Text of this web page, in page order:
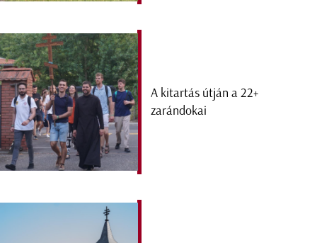
A kitartás útján a 22+
zarándokai